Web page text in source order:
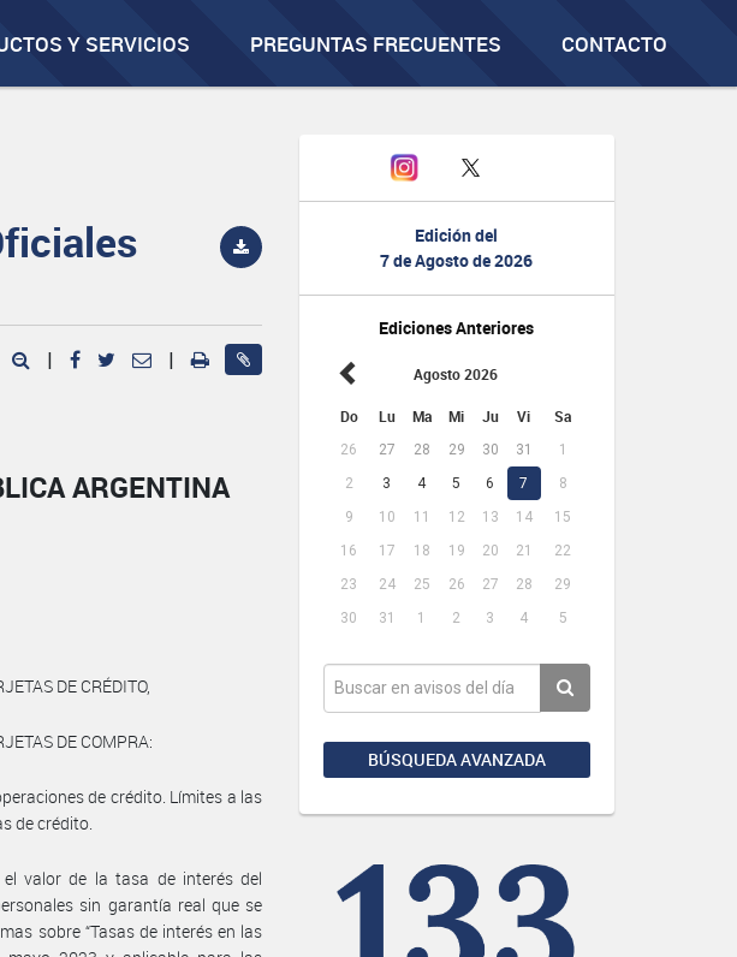
Y SERVICIOS PREGUNTAS FRECUENTES CONTACTO
Edición del
7 de Agosto de 2026
Ediciones Anteriores
Agosto 2026
Do Lu Ma Mi Ju Vi Sa
26 27 28 29 30 31
1
2
3 4 5 6 7
8
9
10 11 12 13 14
15
16
17 18 19 20 21
22
23
24 25 26 27 28
29
30
31 1 2 3 4 5
BÚSQUEDA AVANZADA
| |
ARGENTINA
DE CRÉDITO,
DE COMPRA:
de crédito. Límites a las
de crédito.
valor de la tasa de interés del
sin garantía real que se
sobre “Tasas de interés en las